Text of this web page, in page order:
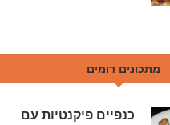
מתכונים דומים
כנפיים פיקנטיות עם